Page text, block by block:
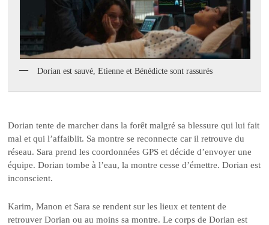
Dorian est sauvé, Etienne et Bénédicte sont rassurés
Dorian tente de marcher dans la forêt malgré sa blessure qui lui fait
mal et qui l’affaiblit. Sa montre se reconnecte car il retrouve du
réseau. Sara prend les coordonnées GPS et décide d’envoyer une
équipe. Dorian tombe à l’eau, la montre cesse d’émettre. Dorian est
inconscient.
Karim, Manon et Sara se rendent sur les lieux et tentent de
retrouver Dorian ou au moins sa montre. Le corps de Dorian est